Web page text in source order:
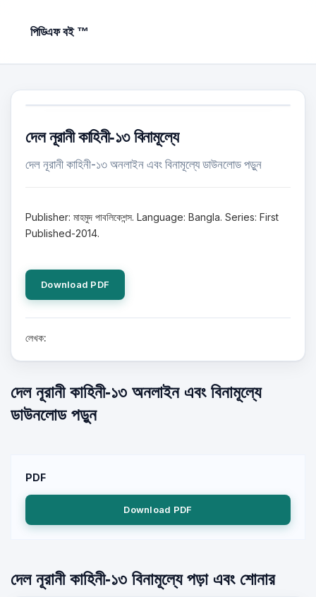
পিডিএফ বই ™
দেল নূরানী কাহিনী-১৩ বিনামূল্যে
দেল নূরানী কাহিনী-১৩ অনলাইন এবং বিনামূল্যে ডাউনলোড পড়ুন
Publisher: মাহমুদ পাবলিকেশন্স. Language: Bangla. Series: First
Published-2014.
Download PDF
লেখক:
দেল নূরানী কাহিনী-১৩ অনলাইন এবং বিনামূল্যে
ডাউনলোড পড়ুন
PDF
Download PDF
দেল নূরানী কাহিনী-১৩ বিনামূল্যে পড়া এবং শোনার